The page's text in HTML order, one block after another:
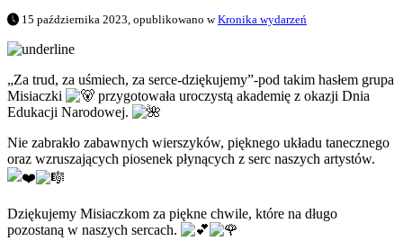
15 października 2023, opublikowano wKronika wydarzeń
„Za trud, za uśmiech, za serce-dziękujemy”-pod takim hasłem grupa
Misiaczki
przygotowała uroczystą akademię z okazji Dnia
Edukacji Narodowej.
Nie zabrakło zabawnych wierszyków, pięknego układu tanecznego
oraz wzruszających piosenek płynących z serc naszych artystów.
Dziękujemy Misiaczkom za piękne chwile, które na długo
pozostaną w naszych sercach.